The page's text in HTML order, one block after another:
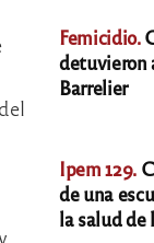
Femicidio.
detuvieron
Barrelier
Ipem 129.
de una
la salud de